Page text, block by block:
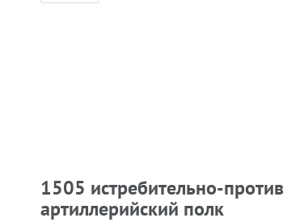
1505 истребительно-
артиллерийский полк